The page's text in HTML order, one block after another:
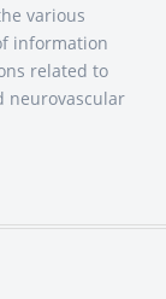
various
information
related to
neurovascular